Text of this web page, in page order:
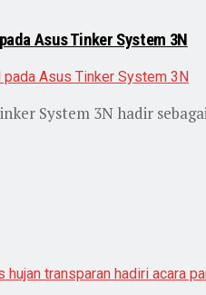
Asus Tinker System 3N
System 3N hadir